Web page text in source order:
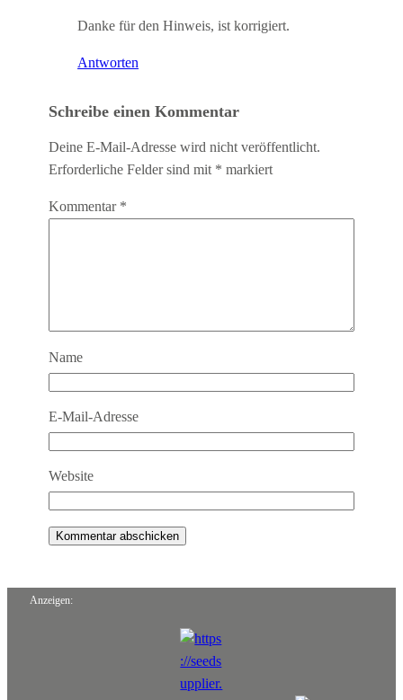
Danke für den Hinweis, ist korrigiert.
Antworten
Schreibe einen Kommentar
Deine E-Mail-Adresse wird nicht veröffentlicht.
Erforderliche Felder sind mit * markiert
Kommentar *
Name
E-Mail-Adresse
Website
Anzeigen: